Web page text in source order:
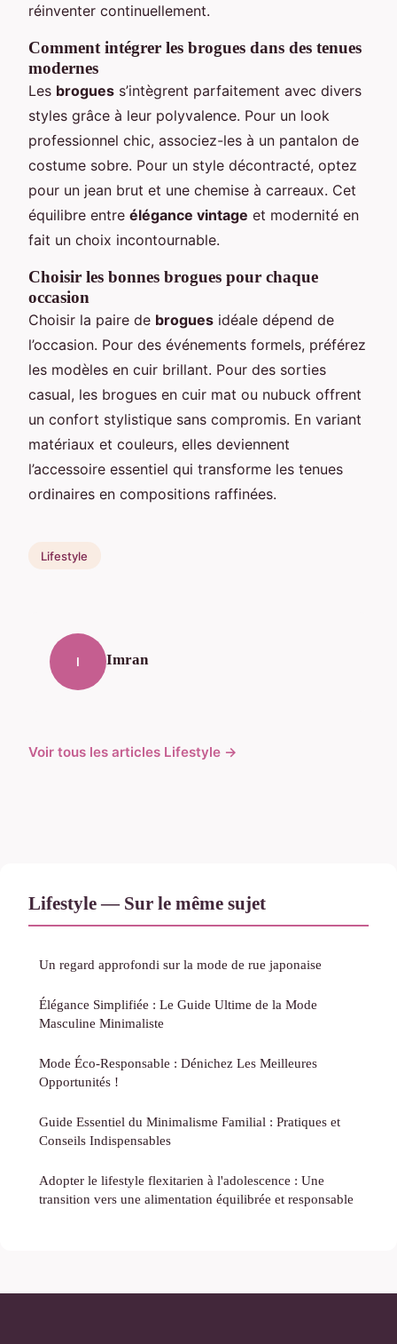
réinventer continuellement.
Comment intégrer les brogues dans des tenues
modernes
Les brogues s’intègrent parfaitement avec divers
styles grâce à leur polyvalence. Pour un look
professionnel chic, associez-les à un pantalon de
costume sobre. Pour un style décontracté, optez
pour un jean brut et une chemise à carreaux. Cet
équilibre entre élégance vintage et modernité en
fait un choix incontournable.
Choisir les bonnes brogues pour chaque
occasion
Choisir la paire de brogues idéale dépend de
l’occasion. Pour des événements formels, préférez
les modèles en cuir brillant. Pour des sorties
casual, les brogues en cuir mat ou nubuck offrent
un confort stylistique sans compromis. En variant
matériaux et couleurs, elles deviennent
l’accessoire essentiel qui transforme les tenues
ordinaires en compositions raffinées.
Lifestyle
I Imran
Voir tous les articles Lifestyle →
Lifestyle — Sur le même sujet
Un regard approfondi sur la mode de rue japonaise
Élégance Simplifiée : Le Guide Ultime de la Mode
Masculine Minimaliste
Mode Éco-Responsable : Dénichez Les Meilleures
Opportunités !
Guide Essentiel du Minimalisme Familial : Pratiques et
Conseils Indispensables
Adopter le lifestyle flexitarien à l'adolescence : Une
transition vers une alimentation équilibrée et responsable